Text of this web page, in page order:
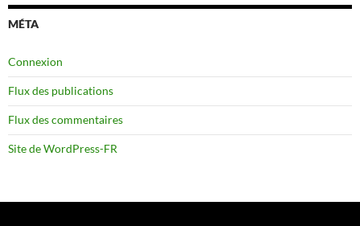
MÉTA
Connexion
Flux des publications
Flux des commentaires
Site de WordPress-FR